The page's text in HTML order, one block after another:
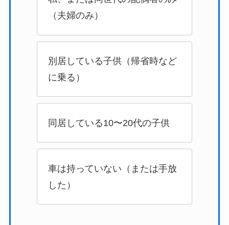
（夫婦のみ）
別居している子供（帰省時など
に乗る）
同居している10〜20代の子供
車は持っていない（または手放
した）